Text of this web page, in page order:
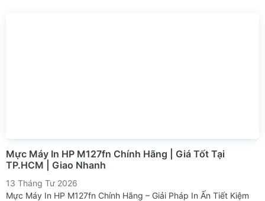
Mực Máy In HP M127fn Chính Hãng | Giá Tốt Tại
TP.HCM | Giao Nhanh
13 Tháng Tư 2026
Mực Máy In HP M127fn Chính Hãng – Giải Pháp In Ấn Tiết Kiệm